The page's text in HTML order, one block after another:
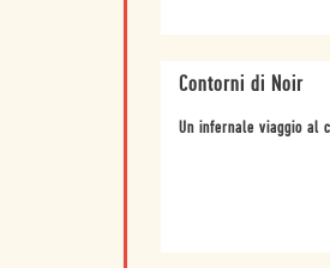
Contorni di Noir
Un infernale viaggio al